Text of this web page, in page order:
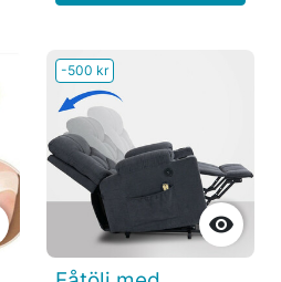
-500 kr
